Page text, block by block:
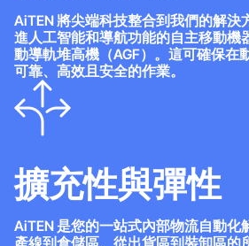
AiTEN 將尖端科技整合到我們的解決
進人工智能和導航功能的自主移動機
動導軌堆高機（AGF）。這可確保在
可靠、高效且安全的作業。
擴充性與彈性
AiTEN 是您的一站式內部物流自動化